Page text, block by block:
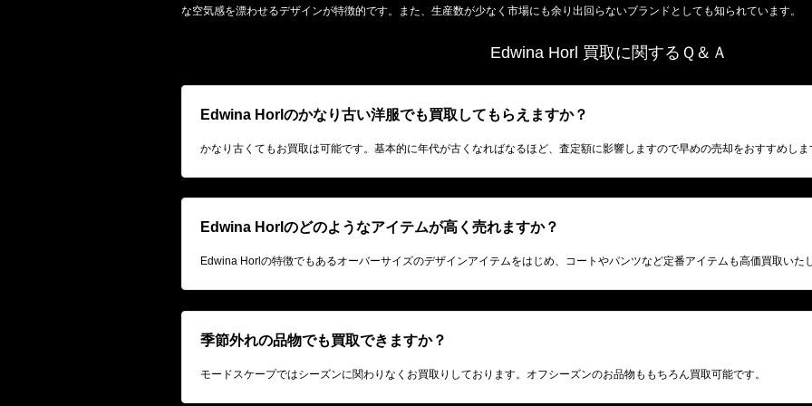
な空気感を漂わせるデザインが特徴的です。また、生産数が少なく市場にも余り出回らないブランドとしても知られています。
Edwina Horl 買取に関するＱ＆Ａ
Edwina Horlのかなり古い洋服でも買取してもらえますか？
かなり古くてもお買取は可能です。基本的に年代が古くなればなるほど、査定額に影響しますので早めの売却をおすすめしま
Edwina Horlのどのようなアイテムが高く売れますか？
Edwina Horlの特徴でもあるオーバーサイズのデザインアイテムをはじめ、コートやパンツなど定番アイテムも高価買取いたし
季節外れの品物でも買取できますか？
モードスケープではシーズンに関わりなくお買取りしております。オフシーズンのお品物ももちろん買取可能です。